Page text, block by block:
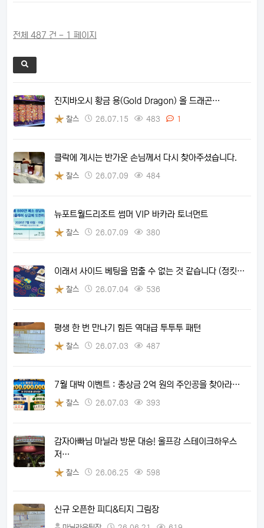
전체 487 건 - 1 페이지
진지바오시 황금 용(Gold Dragon) 올 드래곤…
찰스 26.07.15 483 1
클락에 계시는 반가운 손님께서 다시 찾아주셨습니다.
찰스 26.07.09 484
뉴포트월드리조트 썸머 VIP 바카라 토너먼트
찰스 26.07.09 380
이래서 사이드 베팅을 멈출 수 없는 것 같습니다 (정킷…
찰스 26.07.04 536
평생 한 번 만나기 힘든 역대급 투투투 패턴
찰스 26.07.03 487
7월 대박 이벤트 : 총상금 2억 원의 주인공을 찾아라…
찰스 26.07.03 393
감자아빠님 마닐라 방문 대승! 울프강 스테이크하우스
저…
찰스 26.06.25 598
신규 오픈한 피디&티지 그림장